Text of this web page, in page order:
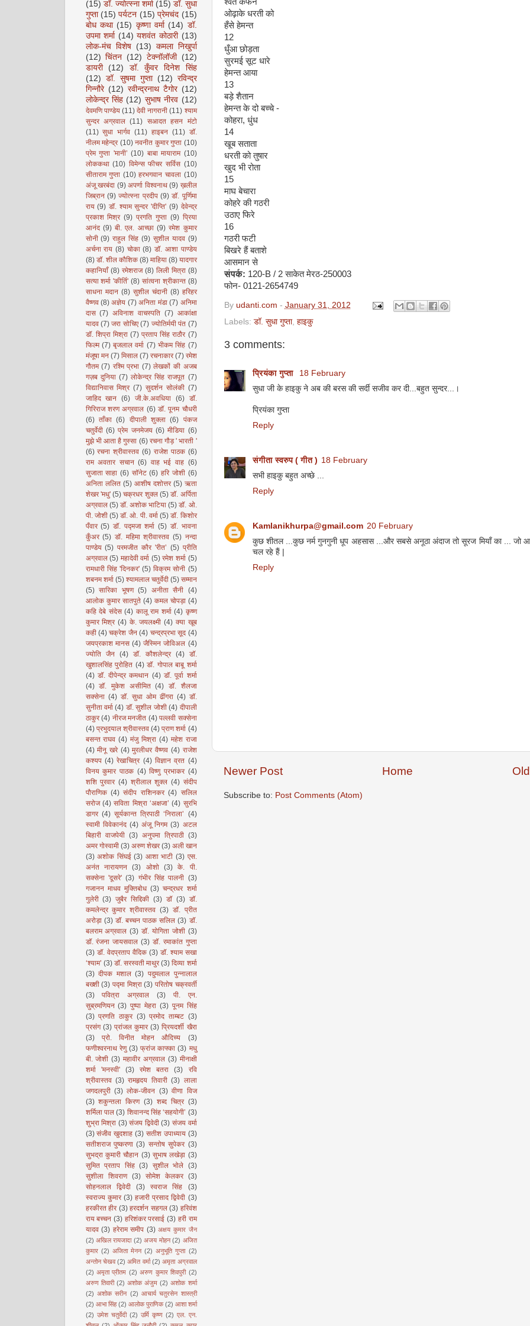
ओढ़ाके धरती को
हँसे हेमन्त
12
धुँआ छोड़ता
सुरमई सूट धारे
हेमन्त आया
13
बड़े शैतान
हेमन्त के दो बच्चे -
कोहरा, धुंध
14
खूब सताता
धरती को तुषार
खुद भी रोता
15
माघ बेचारा
कोहरे की गठरी
उठाए फिरे
16
गठरी फटी
बिखरे हैं बताशे
आसमान से
संपर्क: 120-B / 2 साकेत मेरठ-250003
फोन- 0121-2654749
By udanti.com - January 31, 2012
Labels: डॉ. सुधा गुप्ता, हाइकु
3 comments:
प्रियंका गुप्ता
18 February
सुधा जी के हाइकु ने अब की बरस की सर्दी सजीव कर दी...बहुत सुन्दर...।
प्रियंका गुप्ता
Reply
संगीता स्वरुप ( गीत ) 18 February
सभी हाइकु बहुत अच्छे ...
Reply
Kamlanikhurpa@gmail.com 20 February
कुछ शीतल ...कुछ नर्म गुनगुनी धूप अहसास ...और सबसे अनूठा अंदाज तो सूरज मियाँ का ... जो
चल रहे हैं |
Reply
Newer Post Home
Subscribe to: Post Comments (Atom)
(15) डॉ. ज्योत्स्ना शर्मा (15) डॉ. सुधा
गुप्ता (15) पर्यटन (15) प्रेमचंद (15)
बोध कथा (15) कृष्णा वर्मा (14) डॉ.
उपमा शर्मा (14) यशवंत कोठारी (13)
लोक-मंच विशेष
(13) कमला निखुर्पा
(12) चिंतन (12) टेक्नॉलॉजी
(12)
डायरी
(12)
डॉ. कुँवर दिनेश सिंह
(12) डॉ. सुषमा गुप्ता (12) रविन्द्र
गिन्नौरे (12) रवीन्द्रनाथ टैगोर (12)
लोकेन्द्र सिंह (12) सुभाष नीरव (12)
देवमणि पाण्डेय (11) देवी नागरानी (11) श्याम
सुन्दर अग्रवाल (11) सआदत हसन मंटो
(11) सुधा भार्गव (11) हाइबन (11) डॉ.
नीलम महेन्द्र (10) नवनीत कुमार गुप्ता (10)
प्रेम गुप्ता 'मानी’ (10) बाबा मायाराम (10)
लोककथा (10) विमेन्स फीचर सर्विस (10)
सीताराम गुप्ता (10) हरभगवान चावला (10)
अंजू खरबंदा (9) अपर्णा विश्वनाथ (9) ख़लील
जिब्रान (9) ज्योत्स्ना प्रदीप (9) डॉ. पूर्णिमा
राय (9) डॉ. श्याम सुन्दर 'दीप्ति' (9) देवेन्द्र
प्रकाश मिश्र (9) प्रगति गुप्ता (9) प्रिया
आनंद (9) बी. एल. आच्छा (9) रमेश कुमार
सोनी (9) राहुल सिंह (9) सुशील यादव (9)
अर्चना राय (8) चोका (8) डॉ. आशा पाण्डेय
(8) डॉ. शील कौशिक (8) माहिया (8) यादगार
कहानियाँ (8) रमेशराज (8) लिली मित्रा (8)
सत्या शर्मा 'कीर्ति' (8) सांत्वना श्रीकान्त (8)
साधना मदान (8) सुशील चंदानी (8) हरिहर
वैष्णव (8) अज्ञेय (7) अनिता मंडा (7) अनिमा
दास (7) अविनाश वाचस्पति (7) आकांक्षा
यादव (7) जरा सोचिए (7) ज्योतिर्मयी पंत (7)
डॉ. शिप्रा मिश्रा (7) प्रताप सिंह राठौर (7)
फिल्म (7) बृजलाल वर्मा (7) भीकम सिंह (7)
मंजूषा मन (7) मिसाल (7) रचनाकार (7) रमेश
गौतम (7) रश्मि प्रभा (7) लेखकों की अजब
गज़ब दुनिया (7) लोकेन्द्र सिंह राजपूत (7)
विद्यानिवास मिश्र (7) सुदर्शन सोलंकी (7)
जाहिद खान (6) जी.के.अवधिया (6) डॉ.
गिरिराज शरण अग्रवाल (6) डॉ. पूनम चौधरी
(6) ताँका (6) दीपाली शुक्ला (6) पंकज
चतुर्वेदी (6) प्रेम जनमेजय (6) मीडिया (6)
मुझे भी आता है गुस्सा (6) रचना गौड़ ' भारती '
(6) रचना श्रीवास्तव (6) राजेश पाठक (6)
राम अवतार सचान (6) वाह भई वाह (6)
सुजाता साहा (6) सॉनेट (6) हरि जोशी (6)
अनिता ललित (5) आशीष दशोत्तर (5) ऋता
शेखर 'मधु' (5) चक्रधर शुक्ल (5) डॉ. अर्पिता
अग्रवाल (5) डॉ. अशोक भाटिया (5) डॉ. ओ.
पी. जोशी (5) डॉ. ओ. पी. वर्मा (5) डॉ. किशोर
पँवार (5) डॉ. पद्मजा शर्मा (5) डॉ. भावना
कुँअर (5) डॉ. महिमा श्रीवास्तव (5) नन्दा
पाण्डेय (5) परमजीत कौर 'रीत’ (5) प्रीति
अग्रवाल (5) महादेवी वर्मा (5) रमेश शर्मा (5)
रामधारी सिंह 'दिनकर' (5) विक्रम सोनी (5)
शबनम शर्मा (5) श्यामलाल चतुर्वेदी (5) सम्मान
(5) सारिका भूषण (5) अनीता सैनी (4)
आलोक कुमार सातपुते (4) कमल चोपड़ा (4)
कहि देबे संदेस (4) कालू राम शर्मा (4) कृष्ण
कुमार मिश्र (4) के. जयलक्ष्मी (4) क्या खूब
कही (4) चक्रेश जैन (4) चन्द्रप्रभा सूद (4)
जयप्रकाश मानस (4) जैस्मिन जोविअल (4)
ज्योति जैन
(4) डॉ. कौशलेन्द्र (4)
डॉ.
खुशालसिंह पुरोहित (4) डॉ. गोपाल बाबू शर्मा
(4) डॉ. दीपेन्द्र कमथान (4) डॉ. पूर्वा शर्मा
(4) डॉ. मुकेश असीमित (4) डॉ. शैलजा
सक्सेना (4) डॉ. सुधा ओम ढींगरा (4) डॉ.
सुनीता वर्मा (4) डॉ. सुशील जोशी (4) दीपाली
ठाकुर (4) नीरज मनजीत (4) पल्लवी सक्सेना
(4) प्रभुदयाल श्रीवास्तव (4) प्राण शर्मा (4)
बसन्त राघव (4) मंजु मिश्रा (4) महेश राजा
(4) मीनू खरे (4) मुरलीधर वैष्णव (4) राजेश
कश्यप (4) रेखाचित्र (4) विज्ञान व्रत (4)
विनय कुमार पाठक (4) विष्णु प्रभाकर (4)
शशि पुरवार (4) श्रीलाल शुक्ल (4) संदीप
पौराणिक (4) संदीप राशिनकर (4) सलिल
सरोज (4) सविता मिश्रा ‘अक्षजा’ (4) सुरभि
डागर (4) सूर्यकान्त त्रिपाठी ‘निराला’ (4)
स्वामी विवेकानंद (4) अंजू निगम (3) अटल
बिहारी वाजपेयी (3) अनुपमा त्रिपाठी (3)
अमर गोस्वामी (3) अरुण शेखर (3) अली खान
(3) अशोक सिंघई (3) आशा भाटी (3) एस.
अनंत नारायणन (3) ओशो (3) के. पी.
सक्सेना 'दूसरे' (3) गंभीर सिंह पालनी (3)
गजानन माधव मुक्तिबोध (3) चन्द्रधर शर्मा
गुलेरी (3) जुबैर सिद्दिकी (3) डॉ (3) डॉ.
कमलेन्द्र कुमार श्रीवास्तव (3) डॉ. प्रीत
अरोड़ा (3) डॉ. बच्चन पाठक सलिल (3) डॉ.
बलराम अग्रवाल (3) डॉ. योगिता जोशी (3)
डॉ. रंजना जायसवाल (3) डॉ. रमाकांत गुप्ता
(3) डॉ. वेदप्रताप वैदिक (3) डॉ. श्याम सखा
‘श्याम’ (3) डॉ. सरस्वती माथुर (3) दिव्या शर्मा
(3) दीपक मशाल (3) पदुमलाल पुन्नालाल
बख्शी (3) पद्मा मिश्रा (3) परितोष चक्रवर्ती
(3)
पवित्रा अग्रवाल (3)
पी. एन.
सुब्रमणियन (3) पुष्पा मेहरा (3) पूनम सिंह
(3) प्रणति ठाकुर (3) प्रमोद ताम्बट (3)
प्रसंग (3) प्रांजल कुमार (3) प्रियदर्शी खैरा
(3)
प्रो. विनीत मोहन औदिच्य
(3)
फणीश्वरनाथ रेणु (3) फ्रांज काफ्का (3) मधु
बी. जोशी (3) महावीर अग्रवाल (3) मीनाक्षी
शर्मा 'मनस्वी'
(3) रमेश बतरा (3)
रवि
श्रीवास्तव (3) रामहृदय तिवारी (3) लाला
जगदलपुरी (3) लोक-जीवन (3) वीणा विज
(3) शकुन्तला किरण (3) शब्द चित्र (3)
शर्मिला पाल (3) शिवानन्द सिंह ‘सहयोगी’ (3)
शुभ्रा मिश्रा (3) संजय द्विवेदी (3) संजय वर्मा
(3) संजीव खुदशाह (3) सतीश उपाध्याय (3)
सतीशराज पुष्करणा (3) सन्तोष सुपेकर (3)
सुभद्रा कुमारी चौहान (3) सुभाष लखेड़ा (3)
सुमित प्रताप सिंह (3) सुशील भोले (3)
सुशीला शिवराण
(3) सोमेश केलकर
(3)
सोहनलाल द्विवेदी
(3) स्वराज सिंह
(3)
स्वराज्य कुमार (3) हजारी प्रसाद द्विवेदी (3)
हरकीरत हीर (3) हरदर्शन सहगल (3) हरिवंश
राय बच्चन (3) हरिशंकर परसाई (3) हरी राम
यादव (3) हरेराम समीप (3) अक्षय कुमार जैन
(2) अखिल रायजादा (2) अजय मोहन (2) अजित
कुमार (2) अजिता मेनन (2) अनुभूति गुप्ता (2)
अन्तोन चेखव (2) अमित वर्मा (2) अमृता अग्रवाल
(2) अमृता प्रीतम (2) अरुण कुमार शिवपुरी (2)
अरुण तिवारी (2) अशोक अंजुम (2) अशोक शर्मा
(2) अशोक सरीन (2) आचार्य चतुरसेन शास्त्री
(2) आभा सिंह (2) आलोक पुराणिक (2) आशा शर्मा
(2) उमेश चतुर्वेदी (2) उर्मि कृष्ण (2) एल. एन.